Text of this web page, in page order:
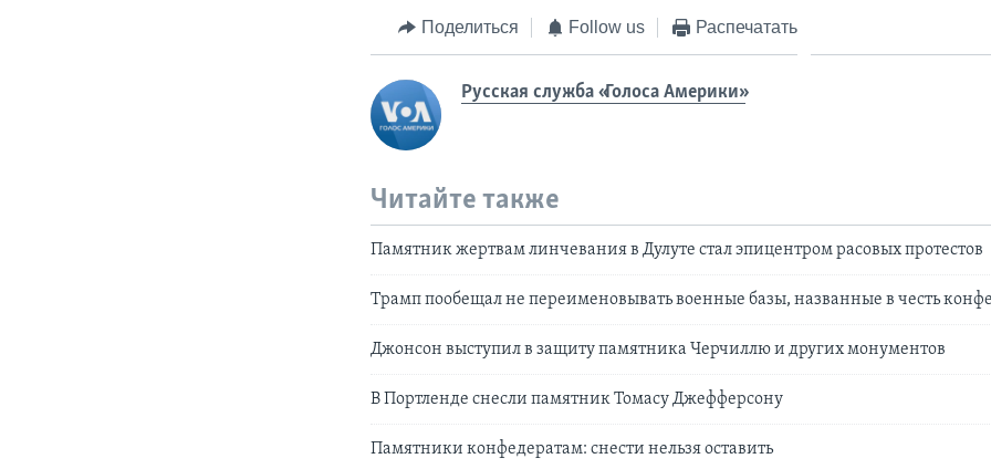
Поделиться Follow us Распечатать
Русская служба «Голоса Америки»
Читайте также
Памятник жертвам линчевания в Дулуте стал эпицентром расовых протестов
Трамп пообещал не переименовывать военные базы, названные в честь
Джонсон выступил в защиту памятника Черчиллю и других монументов
В Портленде снесли памятник Томасу Джефферсону
Памятники конфедератам: снести нельзя оставить